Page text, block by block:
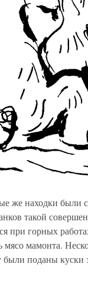
же находки были
такой
при горных
мамонта.
поданы куски